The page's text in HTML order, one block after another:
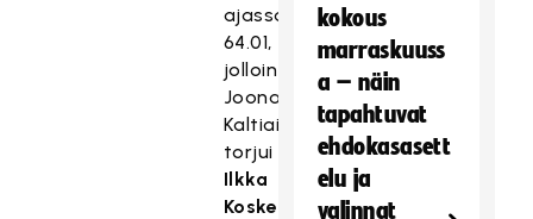
ajassa
64.01,
jolloin
Joonas
Kaltiainen
torjui
Ilkka
Kosken
kokous
marraskuuss
a – näin
tapahtuvat
ehdokasasett
elu ja
valinnat